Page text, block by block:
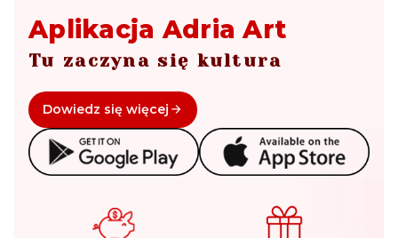
Aplikacja Adria Art
Tu zaczyna się kultura
Dowiedz się więcej